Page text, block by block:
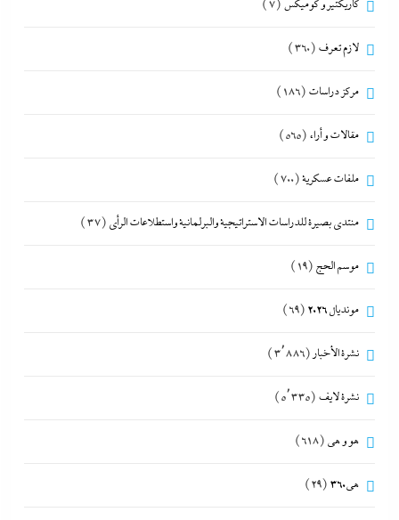
كاريكتير و كوميكس (7)
لازم تعرف (360)
مركز دراسات (186)
مقالات و أراء (565)
ملفات عسكرية(700)
منتدى بصيرة للدراسات الاستراتيجية والبرلمانية واستطلاعات الرأى (37)
موسم الحج (19)
مونديال 2026 (69)
نشرة الأخبار (3٬886)
نشرة لايف (5٬335)
هو و هي (618)
هى360 (29)